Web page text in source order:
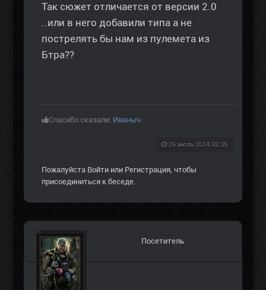
Так сюжет отличается от версии 2.0
..или в него добавили типа а не
пострелять бы нам из пулемета из
Бтра??
Спасибо сказали: Иваныч
26 июль 2014 02:35
Пожалуйста Войти или Регистрация, чтобы
присоединиться к беседе.
Посетитель